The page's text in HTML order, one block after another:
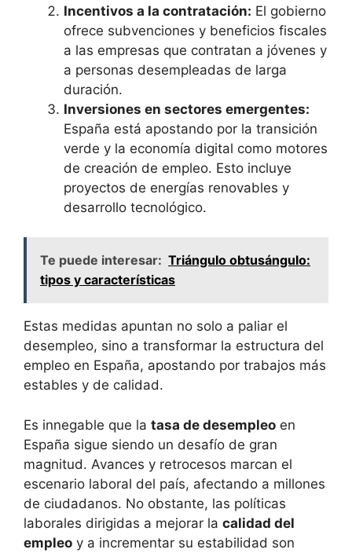
Incentivos a la contratación: El gobierno
ofrece subvenciones y beneficios fiscales
a las empresas que contratan a jóvenes y
a personas desempleadas de larga
duración.
Inversiones en sectores emergentes:
España está apostando por la transición
verde y la economía digital como motores
de creación de empleo. Esto incluye
proyectos de energías renovables y
desarrollo tecnológico.
Te puede interesar: Triángulo obtusángulo:
tipos y características
Estas medidas apuntan no solo a paliar el
desempleo, sino a transformar la estructura del
empleo en España, apostando por trabajos más
estables y de calidad.
Es innegable que la tasa de desempleo en
España sigue siendo un desafío de gran
magnitud. Avances y retrocesos marcan el
escenario laboral del país, afectando a millones
de ciudadanos. No obstante, las políticas
laborales dirigidas a mejorar la calidad del
empleo y a incrementar su estabilidad son